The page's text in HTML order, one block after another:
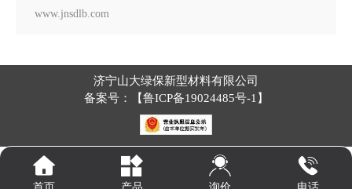
www.jnsdlb.com
济宁山大绿保新型材料有限公司
备案号：【鲁ICP备19024485号-1 】